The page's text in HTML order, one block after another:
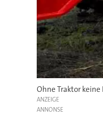
Ohne Traktor
ANZEIGE